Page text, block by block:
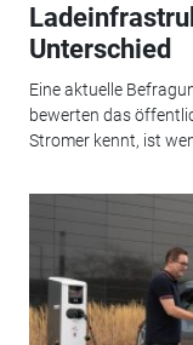
Unterschied
Eine aktuelle
bewerten das
Stromer kennt, ist